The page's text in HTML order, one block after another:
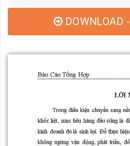
DOWNLOAD